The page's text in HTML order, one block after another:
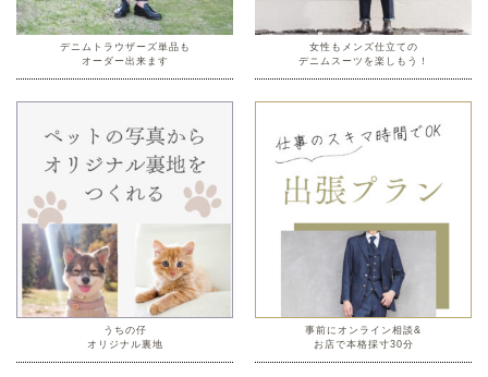
デニムトラウザーズ単品も
オーダー出来ます
女性もメンズ仕立ての
デニムスーツを楽しもう！
うちの仔
オリジナル裏地
事前に オンライン相談&
お店で本格採寸30分